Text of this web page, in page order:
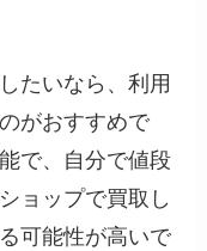
たいなら、利用
がおすすめで
で、自分で値段
ョップで買取し
可能性が高いで